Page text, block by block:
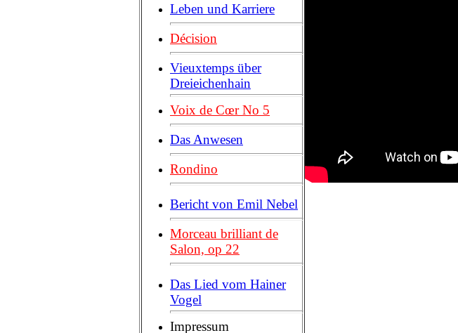
Leben und Karriere
Décision
Vieuxtemps über
Dreieichenhain
Voix de Cœr No 5
Das Anwesen
Rondino
Bericht von Emil Nebel
Morceau brilliant de
Salon, op 22
Das Lied vom Hainer
Vogel
Impressum